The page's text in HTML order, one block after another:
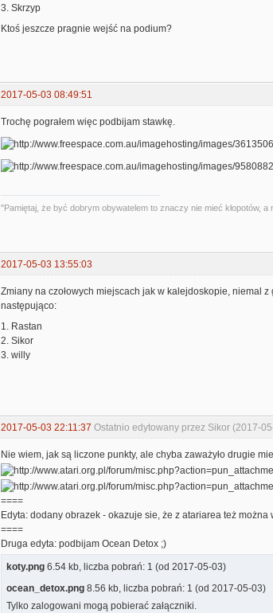
3. Skrzyp
Ktoś jeszcze pragnie wejść na podium?
2017-05-03 08:49:51
Trochę pograłem więc podbijam stawkę.
"Pamiętaj, że być dobrym obywatelem to znaczy nie mieć kłopotów, a
2017-05-03 13:55:03
Zmiany na czołowych miejscach jak w kalejdoskopie, niemal
następująco:
1. Rastan
2. Sikor
3. willy
2017-05-03 22:11:37 Ostatnio edytowany przez Sikor (2017-
Nie wiem, jak są liczone punkty, ale chyba zaważyło drugie
====
Edyta: dodany obrazek - okazuje sie, że z atariarea też
====
Druga edyta: podbijam Ocean Detox ;)
koty.png 6.54 kb, liczba pobrań: 1 (od 2017-05-03)
ocean_detox.png 8.56 kb, liczba pobrań: 1 (od 2017-05-03)
Tylko zalogowani mogą pobierać załączniki.